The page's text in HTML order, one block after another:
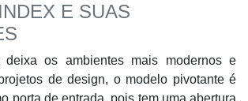
E SUAS
os ambientes mais modernos e
de design, o modelo pivotante é